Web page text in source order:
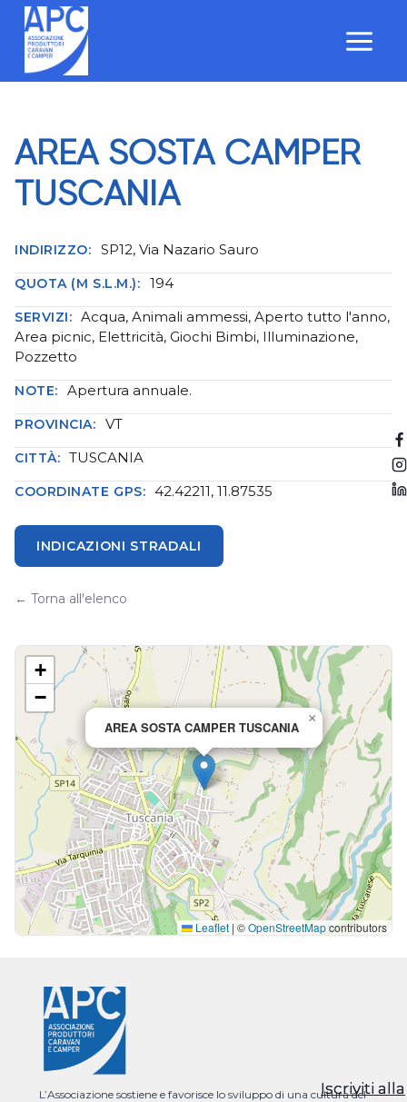
Salta
contenuto
Iscriviti alla
AREA SOSTA CAMPER
TUSCANIA
INDIRIZZO: SP12, Via Nazario Sauro
QUOTA (M S.L.M.): 194
SERVIZI: Acqua, Animali ammessi, Aperto tutto l'anno,
Area picnic, Elettricità, Giochi Bimbi, Illuminazione,
Pozzetto
NOTE: Apertura annuale.
PROVINCIA: VT
CITTÀ: TUSCANIA
COORDINATE GPS: 42.42211, 11.87535
INDICAZIONI STRADALI
← Torna all'elenco
AREA SOSTA CAMPER TUSCANIA
×
+
−
Leaflet | ©OpenStreetMapcontributors
L’Associazione sostiene e favorisce lo sviluppo di una cultura del
Iscriviti alla